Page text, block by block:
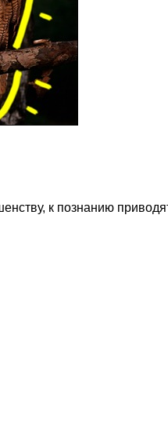
к познанию